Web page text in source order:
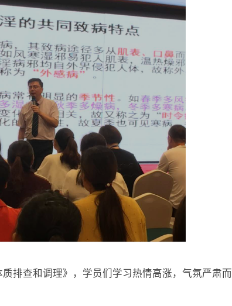
排查和调理》，学员们学习热情高涨，气氛严肃而